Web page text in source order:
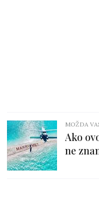
MOŽDA
Ako
ne